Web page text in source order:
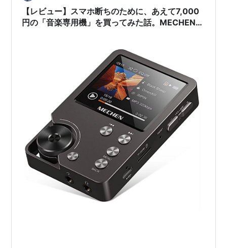
【レビュー】スマホ断ちのために、あえて7,000
円の「音楽専用機」を買ってみた話。MECHEN